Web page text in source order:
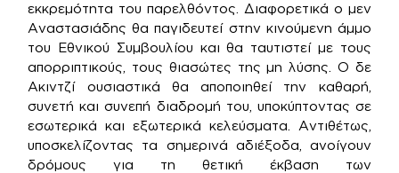
εκκρεμότητα του παρελθόντος. Διαφορετικά ο μεν
Αναστασιάδης θα παγιδευτεί στην κινούμενη άμμο
του Εθνικού Συμβουλίου και θα ταυτιστεί με τους
απορριπτικούς, τους θιασώτες της μη λύσης. Ο δε
Ακιντζί ουσιαστικά θα αποποιηθεί την καθαρή,
συνετή και συνεπή διαδρομή του, υποκύπτοντας σε
εσωτερικά και εξωτερικά κελεύσματα. Αντιθέτως,
υποσκελίζοντας τα σημερινά αδιέξοδα, ανοίγουν
δρόμους για τη θετική έκβαση των